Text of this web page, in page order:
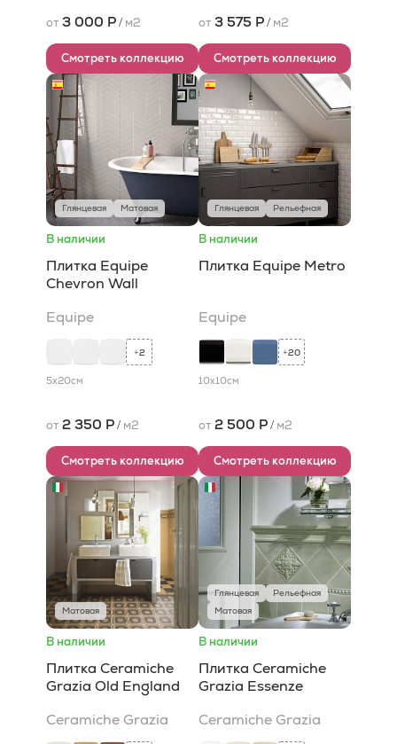
от 3 000 Р/ м2
Смотреть коллекцию
от 3 575 Р/ м2
Смотреть коллекцию
Глянцевая Матовая
В наличии
Плитка Equipe
Chevron Wall
Equipe
+2
5x20см
от 2 350 Р/ м2
Смотреть коллекцию
Глянцевая Рельефная
В наличии
Плитка Equipe Metro
Equipe
+20
10x10см
от 2 500 Р/ м2
Смотреть коллекцию
Матовая
В наличии
Плитка Ceramiche
Grazia Old England
Ceramiche Grazia
Глянцевая
Рельефная
Матовая
В наличии
Плитка Ceramiche
Grazia Essenze
Ceramiche Grazia